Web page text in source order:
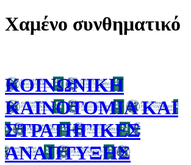
Χαμένο συνθηματικό
ΚΟΙΝΩΝΙΚΗ
ΚΑΙΝΟΤΟΜΙΑ ΚΑΙ
ΣΤΡΑΤΗΓΙΚΕΣ
ΑΝΑΠΤΥΞΗΣ